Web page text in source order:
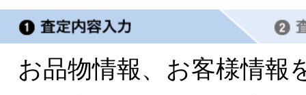
お品物情報、お客様情報